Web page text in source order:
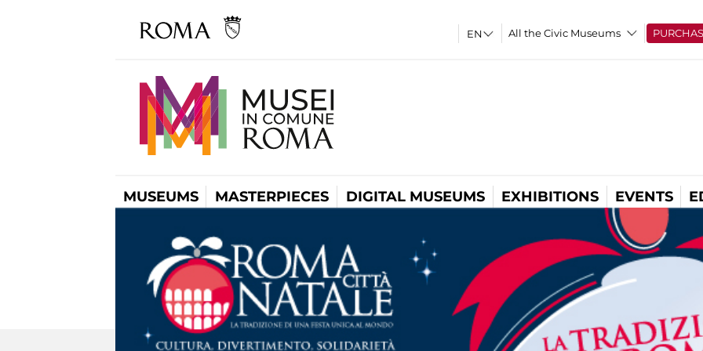
All the Civic Museums
MUSEUMS MASTERPIECES DIGITAL MUSEUMS EXHIBITIONS EVENTS